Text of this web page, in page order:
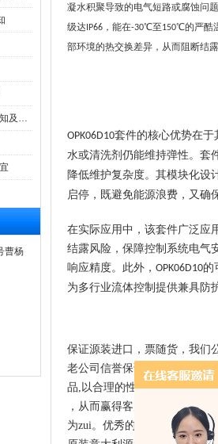
上海维特锐2024国庆放假通知及调休安排
曹杨
凝水积聚导致的电气短路或腐蚀问
级达 IP66 ，能在-30℃至150℃的严酷
部环境的热交换差异，从而阻断结
OPK06D10套件的核心优势在于
水或清洗剂仍能维持弹性。套
降低维护复杂度。其模块化设
启停，既避免能源浪费，又确
在实际应用中，该套件广泛应
结露风险，保障控制系统电气
响应精度。此外， OPK06D10的
为多行业流体控制提供兼具防
保证源装进口，票随货，我们
老公司信誉保证，只要你需要
品,以合理的性价比，快捷的
，从而赢得客户的一致赞赏
为zui。优秀的意大利源装进